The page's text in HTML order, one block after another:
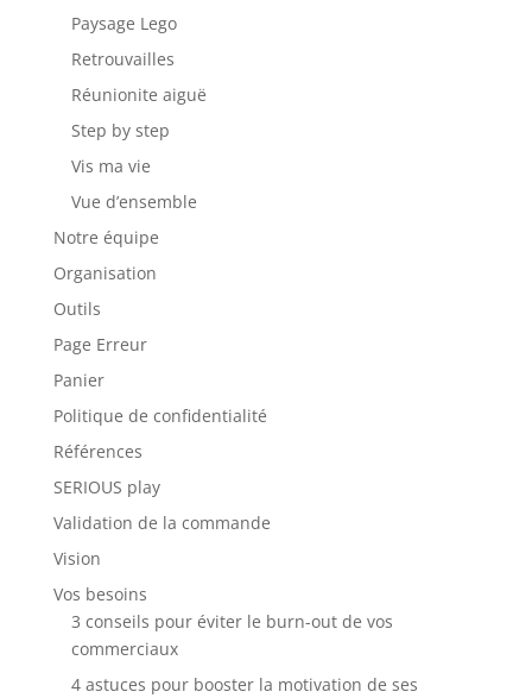
Paysage Lego
Retrouvailles
Réunionite aiguë
Step by step
Vis ma vie
Vue d’ensemble
Notre équipe
Organisation
Outils
Page Erreur
Panier
Politique de confidentialité
Références
SERIOUS play
Validation de la commande
Vision
Vos besoins
3 conseils pour éviter le burn-out de vos
commerciaux
4 astuces pour booster la motivation de ses